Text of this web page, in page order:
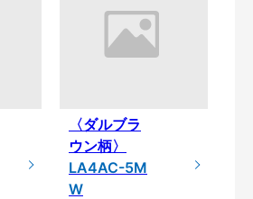
〈ダルブラ
ウン柄〉
LA4AC-5M
W